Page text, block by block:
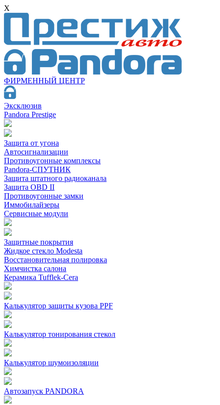
X
ФИРМЕННЫЙ ЦЕНТР
Эксклюзив
Pandora Prestige
Защита от угона
Автосигнализации
Противоугонные комплексы
Pandora-СПУТНИК
Защита штатного радиоканала
Защита OBD II
Противоугонные замки
Иммобилайзеры
Сервисные модули
Защитные покрытия
Жидкое стекло Modesta
Восстановительная полировка
Химчистка салона
Керамика Tufflek-Cera
Калькулятор защиты кузова PPF
Калькулятор тонирования стекол
Калькулятор шумоизоляции
Автозапуск PANDORA